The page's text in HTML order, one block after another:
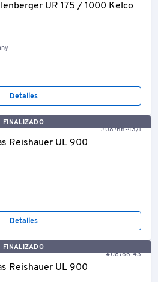
UR 175 / 1000 Kelco
Detalles
FINALIZADO
#08766-43/1
Reishauer UL 900
Detalles
FINALIZADO
#08766-43
Reishauer UL 900